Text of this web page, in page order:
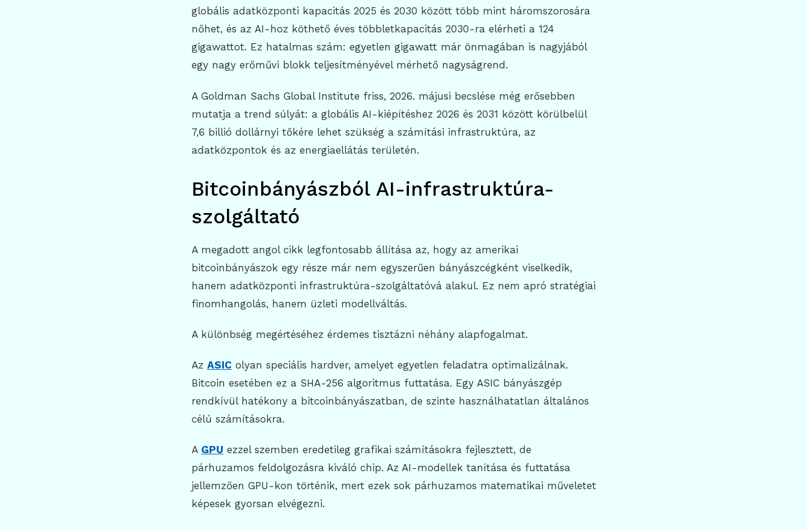
globális adatközponti kapacitás 2025 és 2030 között több mint háromszorosára
nőhet, és az AI-hoz köthető éves többletkapacitás 2030-ra elérheti a 124
gigawattot. Ez hatalmas szám: egyetlen gigawatt már önmagában is nagyjából
egy nagy erőművi blokk teljesítményével mérhető nagyságrend.
A Goldman Sachs Global Institute friss, 2026. májusi becslése még erősebben
mutatja a trend súlyát: a globális AI-kiépítéshez 2026 és 2031 között körülbelül
7,6 billió dollárnyi tőkére lehet szükség a számítási infrastruktúra, az
adatközpontok és az energiaellátás területén.
Bitcoinbányászból AI-infrastruktúra-
szolgáltató
A megadott angol cikk legfontosabb állítása az, hogy az amerikai
bitcoinbányászok egy része már nem egyszerűen bányászcégként viselkedik,
hanem adatközponti infrastruktúra-szolgáltatóvá alakul. Ez nem apró stratégiai
finomhangolás, hanem üzleti modellváltás.
A különbség megértéséhez érdemes tisztázni néhány alapfogalmat.
Az ASIC olyan speciális hardver, amelyet egyetlen feladatra optimalizálnak.
Bitcoin esetében ez a SHA-256 algoritmus futtatása. Egy ASIC bányászgép
rendkívül hatékony a bitcoinbányászatban, de szinte használhatatlan általános
célú számításokra.
A GPU ezzel szemben eredetileg grafikai számításokra fejlesztett, de
párhuzamos feldolgozásra kiváló chip. Az AI-modellek tanítása és futtatása
jellemzően GPU-kon történik, mert ezek sok párhuzamos matematikai műveletet
képesek gyorsan elvégezni.